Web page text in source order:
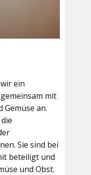
ein
mit
an.
Sie sind bei
beteiligt und
und Obst.